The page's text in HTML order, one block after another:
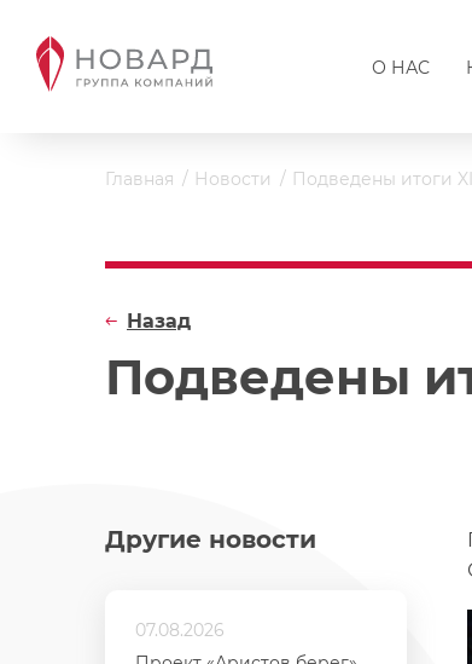
О НАС
Главная Новости Подведены итоги
Подведены
Назад
Другие новости
07.08.2026